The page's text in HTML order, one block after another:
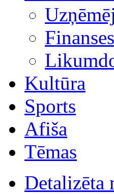
Finanses
Kultūra
Sports
Afiša
Tēmas
Detalizēta